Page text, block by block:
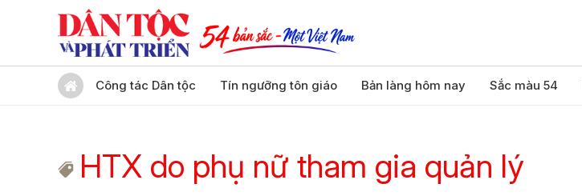
Công tác Dân tộc Tín ngưỡng tôn giáo Bản làng hôm nay Sắc màu 54
HTX do phụ nữ tham gia quản lý